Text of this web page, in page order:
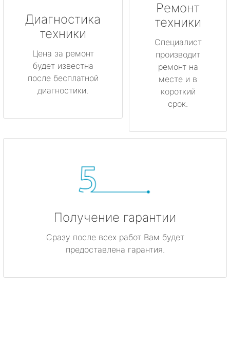
Диагностика
техники
Цена за ремонт
будет известна
после бесплатной
диагностики.
Ремонт
техники
Специалист
производит
ремонт на
месте и в
короткий
срок.
Получение гарантии
Сразу после всех работ Вам будет
предоставлена гарантия.